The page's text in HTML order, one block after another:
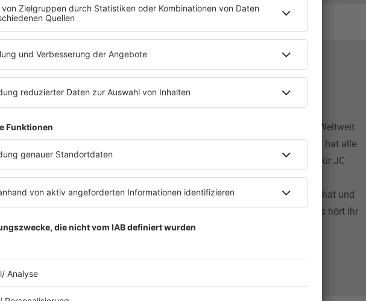
JC Stewart - das Interview
JC Stewart ist einer der gehyptesten Musiker aktuell. Weltweit
werden seine Songs gespielt. "I Need You To Hate Me" hat alle
Erwartungen übertroffen. Und trotzdem ist das leben für JC
Stewart im Jahr 2021 vor allem eines: ruhig! Wie viele
Menschen er in der letzte Woche persönlich getroffen hat und
wie viele Songs er im Moment pro Woche schreibt, das hört ihr
im Interview.